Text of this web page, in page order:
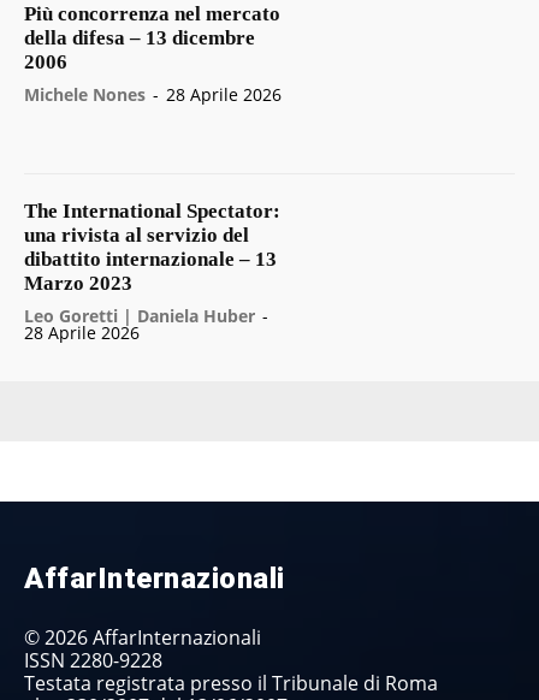
Più concorrenza nel mercato
della difesa – 13 dicembre
2006
Michele Nones - 28 Aprile 2026
The International Spectator:
una rivista al servizio del
dibattito internazionale – 13
Marzo 2023
Leo Goretti | Daniela Huber -
28 Aprile 2026
AffarInternazionali
© 2026 AffarInternazionali
ISSN 2280-9228
Testata registrata presso il Tribunale di Roma